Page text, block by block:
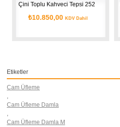
Çini Toplu Kahveci Tepsi 252
₺10.850,00KDV Dahil
Etiketler
Cam Üfleme
Cam Üfleme Damla
,
Cam Üfleme Damla M